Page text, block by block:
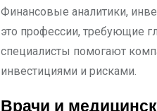
Финансовые аналитики,
это профессии, требующие
специалисты помогают
инвестициями и рисками.
Врачи и